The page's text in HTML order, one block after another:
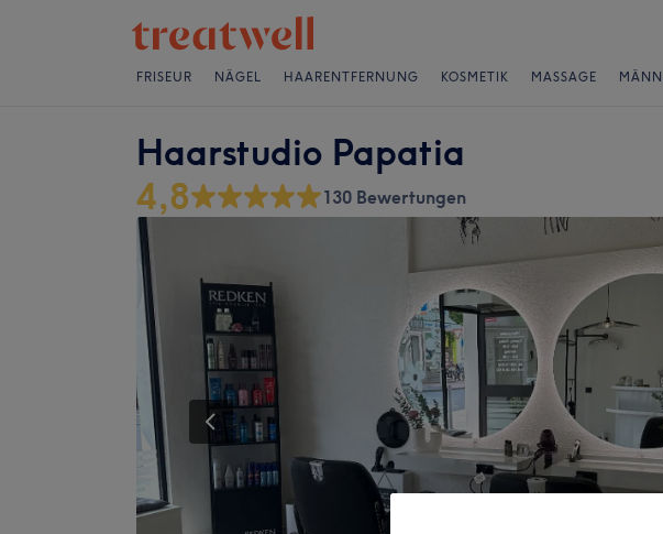
FRISEUR NÄGEL HAARENTFERNUNG KOSMETIK MASSAGE
Haarstudio Papatia
4,8 130 Bewertungen